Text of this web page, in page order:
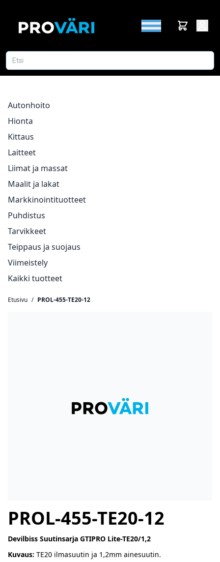
Autonhoito
Hionta
Kittaus
Laitteet
Liimat ja massat
Maalit ja lakat
Markkinointituotteet
Puhdistus
Tarvikkeet
Teippaus ja suojaus
Viimeistely
Kaikki tuotteet
Etusivu / PROL-455-TE20-12
PROL-455-TE20-12
Devilbiss Suutinsarja GTIPRO Lite-TE20/1,2
Kuvaus: TE20 ilmasuutin ja 1,2mm ainesuutin.